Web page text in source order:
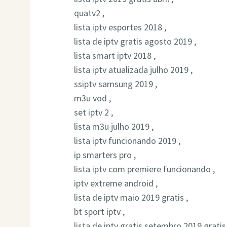
quatv2 ,
lista iptv esportes 2018 ,
lista de iptv gratis agosto 2019 ,
lista smart iptv 2018 ,
lista iptv atualizada julho 2019 ,
ssiptv samsung 2019 ,
m3u vod ,
set iptv 2 ,
lista m3u julho 2019 ,
lista iptv funcionando 2019 ,
ip smarters pro ,
lista iptv com premiere funcionando ,
iptv extreme android ,
lista de iptv maio 2019 gratis ,
bt sport iptv ,